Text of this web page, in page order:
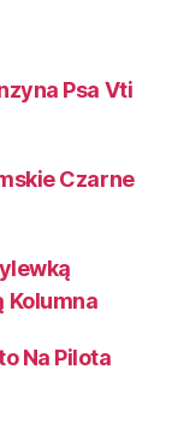
Psa Vti
Czarne
Kolumna
Na Pilota